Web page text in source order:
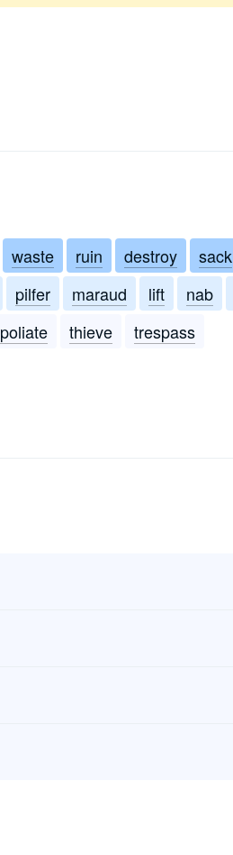
waste ruin destroy sack
pilfer maraud lift nab
thieve trespass